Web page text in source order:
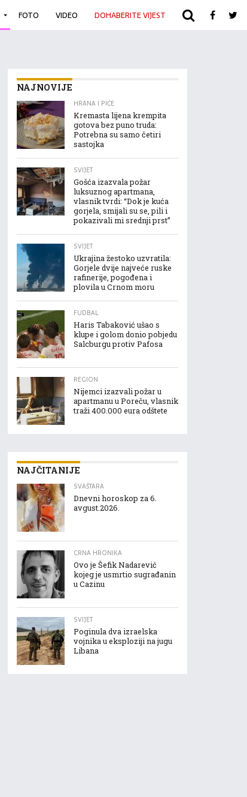
FOTO VIDEO DOHABERITE VIJEST ARHIVA
NAJNOVIJE
HRANA I PIĆE
Kremasta lijena krempita
gotova bez puno truda:
Potrebna su samo četiri
sastojka
SVIJET
Gošća izazvala požar
luksuznog apartmana,
vlasnik tvrdi: “Dok je kuća
gorjela, smijali su se, pili i
pokazivali mi srednji prst”
SVIJET
Ukrajina žestoko uzvratila:
Gorjele dvije najveće ruske
rafinerije, pogođena i
plovila u Crnom moru
FUDBAL
Haris Tabaković ušao s
klupe i golom donio pobjedu
Salcburgu protiv Pafosa
REGION
Nijemci izazvali požar u
apartmanu u Poreču, vlasnik
traži 400.000 eura odštete
NAJČITANIJE
SVAŠTARA
Dnevni horoskop za 6.
avgust.2026.
CRNA HRONIKA
Ovo je Šefik Nadarević
kojeg je usmrtio sugrađanin
u Cazinu
SVIJET
Poginula dva izraelska
vojnika u eksploziji na jugu
Libana